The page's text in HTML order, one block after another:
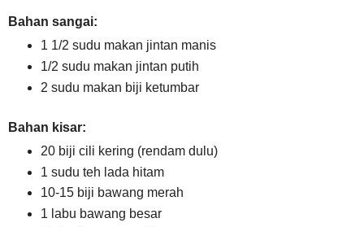
Bahan sangai:
1 1/2 sudu makan jintan manis
1/2 sudu makan jintan putih
2 sudu makan biji ketumbar
Bahan kisar:
20 biji cili kering (rendam dulu)
1 sudu teh lada hitam
10-15 biji bawang merah
1 labu bawang besar